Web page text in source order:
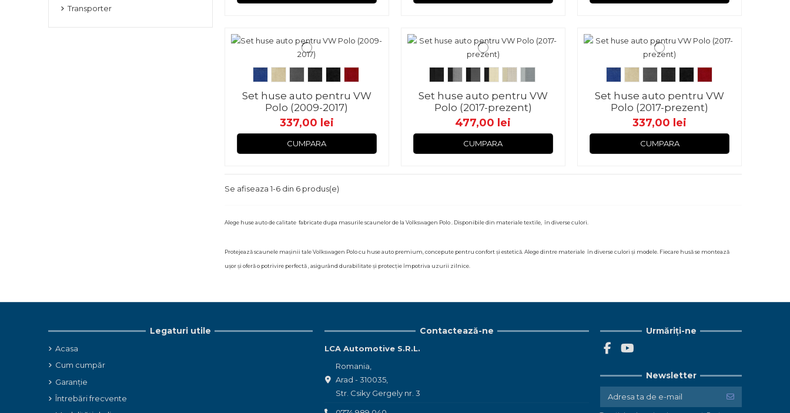
Set huse auto pentru VW
Polo (2009-2017)
337,00 lei
CUMPARA
Set huse auto pentru VW
Polo (2017-prezent)
477,00 lei
CUMPARA
Set huse auto pentru VW
Polo (2017-prezent)
337,00 lei
CUMPARA
Se afiseaza 1-6 din 6 produs(e)
Alege huse auto de calitate fabricate dupa masurile scaunelor de la Volkswagen Polo . Disponibile din materiale textile, în diverse culori.
Protejează scaunele mașinii taleVolkswagen Polocu huse auto premium, concepute pentru confort și estetică. Alege dintre materiale în diverse culori și modele. Fiecare husă se montează
ușor și oferă o potrivire perfectă , asigurând durabilitate și protecție împotriva uzurii zilnice.
Transporter
Legaturi utile
Acasa
Cum cumpăr
Garanție
Întrebări frecvente
Contactează-ne
LCA Automotive S.R.L.
Romania,
Arad - 310035,
Str. Csiky Gergely nr. 3
Urmăriți-ne
Newsletter